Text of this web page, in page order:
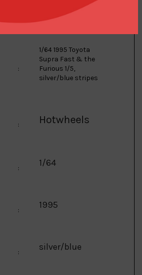
Supra F&F 1/5
:
1/64 1995 Toyota
Supra Fast & the
Furious 1/5,
silver/blue stripes
: Hotwheels
: 1/64
: 1995
: silver/blue